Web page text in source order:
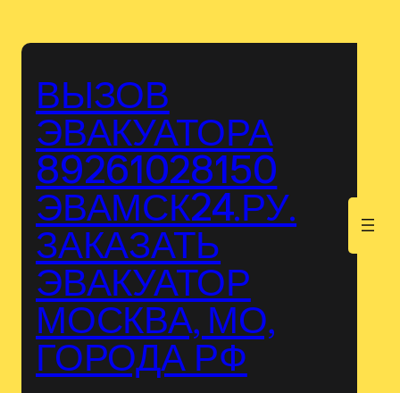
ВЫЗОВ
ЭВАКУАТОРА
89261028150
ЭВАМСК24.РУ.
ЗАКАЗАТЬ
ЭВАКУАТОР
МОСКВА, МО,
ГОРОДА РФ